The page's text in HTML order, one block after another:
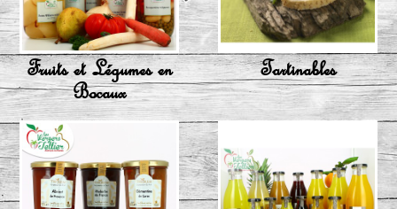
Fruits et Légumes en
Bocaux
Tartinables